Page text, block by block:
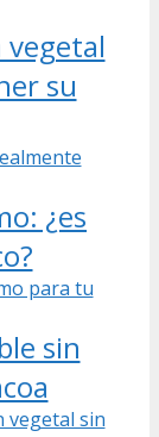
vegetal
su
¿es
sin